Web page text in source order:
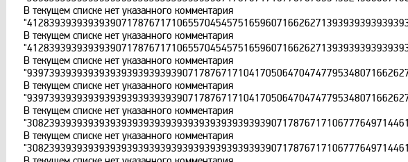
В текущем списке нет указанного комментария
В текущем списке нет указанного комментария
В текущем списке нет указанного комментария
В текущем списке нет указанного комментария
В текущем списке нет указанного комментария
В текущем списке нет указанного комментария